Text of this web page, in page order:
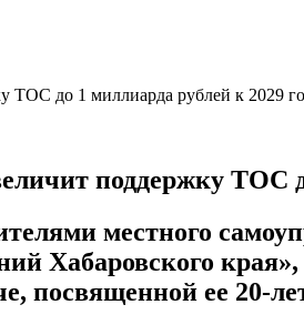
поддержку ТОС
местного
Хабаровского
посвященной ее 20-